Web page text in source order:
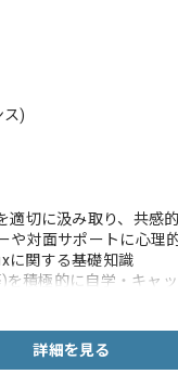
ス)
適切に汲み取り、共感
や対面サポートに心理
に関する基礎知識
を積極的に自学・キャ
詳細を見る